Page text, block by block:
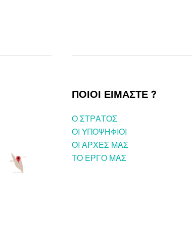
ΠΟΙΟΙ ΕΙΜΑΣΤΕ ?
O ΣΤΡΑΤΟΣ
ΟΙ ΥΠΟΨΗΦΙΟΙ
OI ΑΡΧΕΣ ΜΑΣ
ΤΟ ΕΡΓΟ ΜΑΣ